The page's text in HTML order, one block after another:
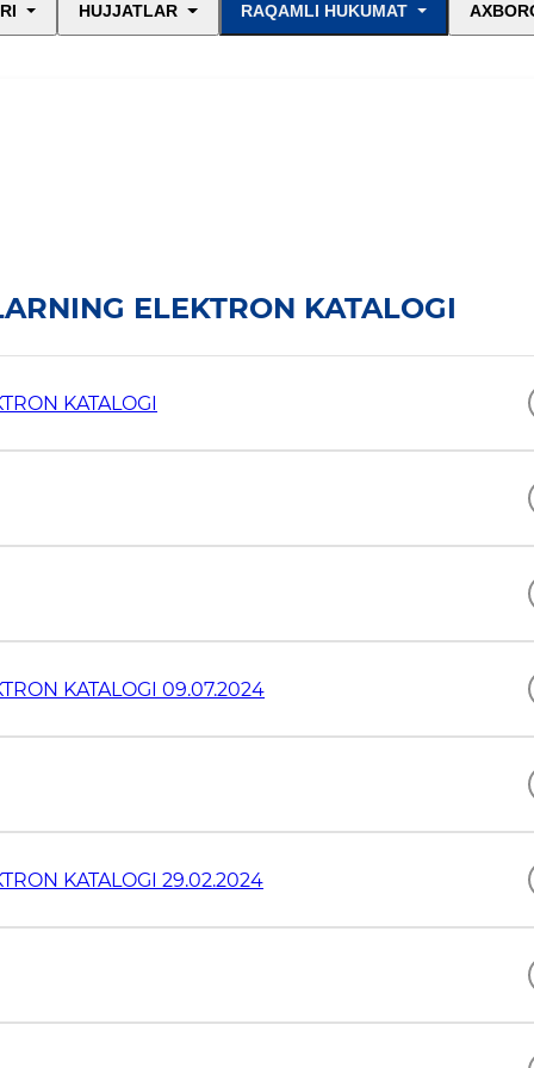
HUJJATLAR RAQAMLI HUKUMAT
ELEKTRON KATALOGI
KATALOGI
KATALOGI 09.07.2024
KATALOGI 29.02.2024